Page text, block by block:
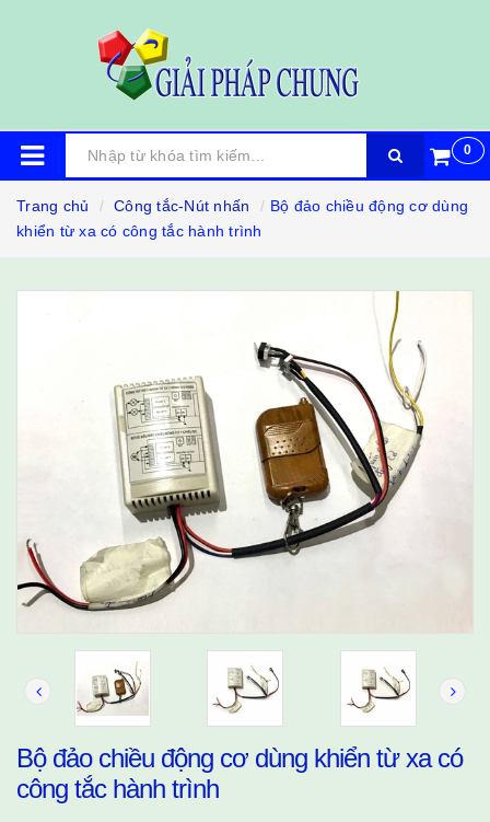
0
Trang chủ Công tắc-Nút nhấn
Bộ đảo chiều động cơ dùng
khiển từ xa có công tắc hành trình
Bộ đảo chiều động cơ dùng khiển từ xa có
công tắc hành trình